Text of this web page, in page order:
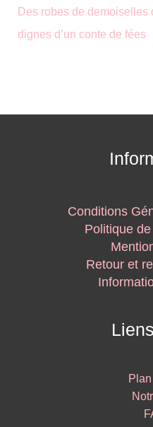
Des robes de demoiselles
dignes d’un conte de fées
Conditions
Politique
Retour et